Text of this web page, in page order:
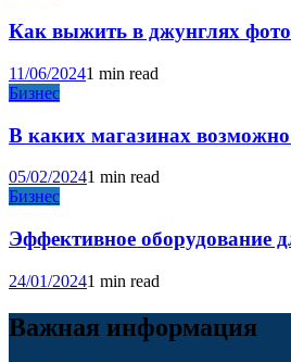
Как выжить в джунглях
11/06/20241 min read
Бизнес
В каких магазинах возможно
05/02/20241 min read
Бизнес
Эффективное оборудование
24/01/20241 min read
Важная информация